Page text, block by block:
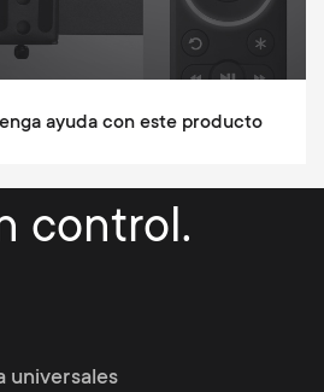
ayuda con este producto
control.
universales